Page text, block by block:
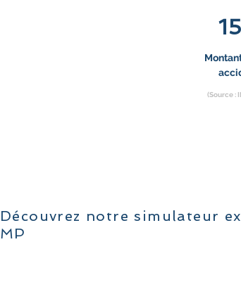
(Source :
Découvrez notre simulateur
MP